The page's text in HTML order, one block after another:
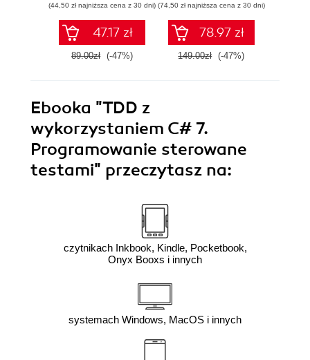
zespołowi w erze
sztucznej
inteligencji
(44,50 zł najniższa cena z 30 dni)
47.17 zł
89.00zł (-47%)
zautomatyzujesz i
usprawnisz każde
zadanie
(74,50 zł najniższa cena z 30 dni)
78.97 zł
149.00zł (-47%)
Ebooka "TDD z
wykorzystaniem C# 7.
Programowanie sterowane
testami" przeczytasz na:
czytnikach Inkbook, Kindle, Pocketbook,
Onyx Booxs i innych
systemach Windows, MacOS i innych